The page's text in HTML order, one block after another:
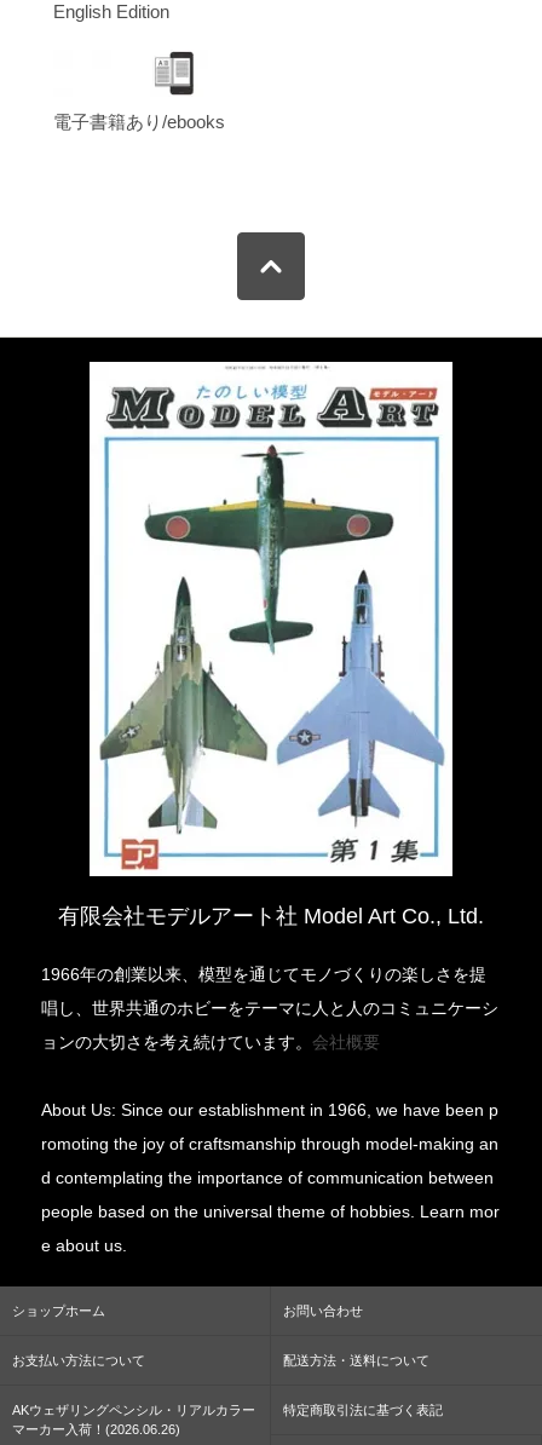
English Edition
電子書籍あり/ebooks
有限会社モデルアート社 Model Art Co., Ltd.
1966年の創業以来、模型を通じてモノづくりの楽しさを提
唱し、世界共通のホビーをテーマに人と人のコミュニケーシ
ョンの大切さを考え続けています。会社概要
About Us: Since our establishment in 1966, we have been p
romoting the joy of craftsmanship through model-making an
d contemplating the importance of communication between
people based on the universal theme of hobbies. Learn mor
e about us.
ショップホーム お問い合わせ
お支払い方法について 配送方法・送料について
AKウェザリングペンシル・リアルカラー
マーカー入荷！(2026.06.26)
特定商取引法に基づく表記